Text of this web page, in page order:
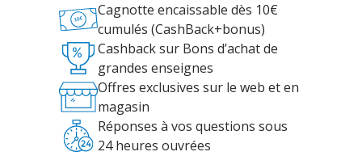
Cagnotte encaissable dès 10€
cumulés (CashBack+bonus)
Cashback sur Bons d’achat de
grandes enseignes
Offres exclusives sur le web et en
magasin
Réponses à vos questions sous
24 heures ouvrées